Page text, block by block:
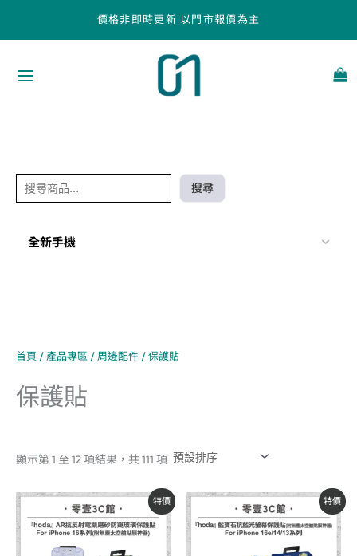
價格非即時更新 以門市報價為主
搜尋
全新手機
首頁 / 產品專區 /周邊配件 / 保護貼
保護貼
顯示第 1 至 12 項結果，共 111 項
特價
原
始
價
格：
NT$1,390。
目
前
價
格：
NT$1,180。
特價
原
始
價
格：
NT$2,490。
目
前
價
格：
NT$1,350。